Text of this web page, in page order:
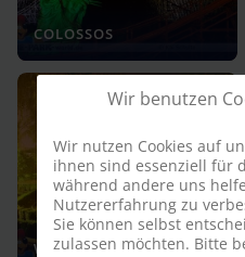
COLOSSOS
WICHTELHAUSEN
Wir benutzen
Wir nutzen Cookies auf
ihnen sind essenziell für
während andere uns
Nutzererfahrung zu
Sie können selbst
zulassen möchten. Bitte